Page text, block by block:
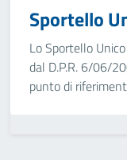
Sportello
Lo Sportello
dal D.P.R. 6/06/
punto di